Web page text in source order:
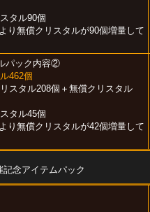
タル90個
り無償クリスタルが90個増量して
パック内容②
462個
スタル208個＋無償クリスタル
タル45個
り無償クリスタルが42個増量して
念アイテムパック